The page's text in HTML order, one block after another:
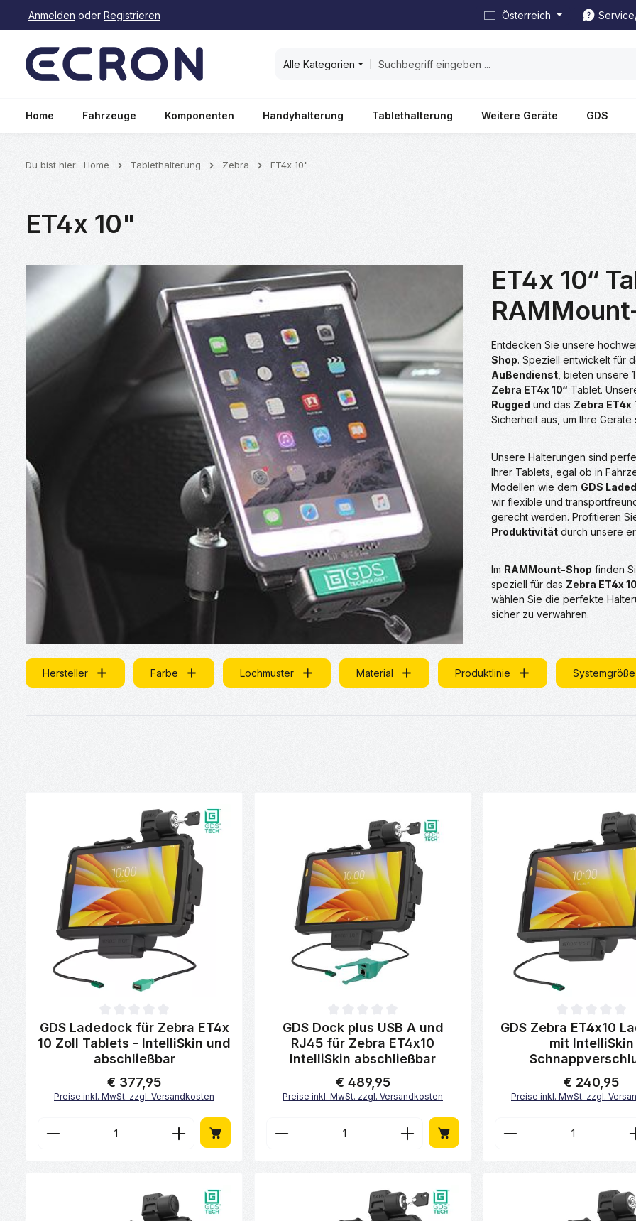
Zur Hauptnavigation springen
Anmelden oder Registrieren Österreich
Alle Kategorien
Home Fahrzeuge Komponenten Handyhalterung Tablethalterung Weitere Geräte GDS
Du bist hier: Home Tablethalterung Zebra ET4x 10"
ET4x 10"
ET4x 10“
Entdecken Sie unsere
Shop. Speziell entwickelt für
Außendienst , bieten unsere
Zebra ET4x 10“ Tablet.
Rugged und das Zebra
Sicherheit aus, um Ihre
Unsere Halterungen sind
Ihrer Tablets, egal ob in
Modellen wie dem GDS
wir flexible und
gerecht werden. Profitieren
Produktivität durch unsere
Im RAMMount-Shop finden
speziell für das Zebra ET4x
wählen Sie die perfekte
sicher zu verwahren.
Hersteller Farbe Lochmuster Material Produktlinie Systemgröße
Durchschnittliche Bewertung von 0 von 5 Sternen
GDS Ladedock für Zebra ET4x
10 Zoll Tablets - IntelliSkin und
abschließbar
Regulärer Preis:
€ 377,95
Preise inkl. MwSt. zzgl. Versandkosten
Produkt Anzahl: Gib den gewünschten Wert ein oder benutze die
Durchschnittliche Bewertung von 0 von 5 Sternen
GDS Dock plus USB A und
RJ45 für Zebra ET4x10
IntelliSkin abschließbar
Regulärer Preis:
€ 489,95
Preise inkl. MwSt. zzgl. Versandkosten
Produkt Anzahl: Gib den gewünschten
Durchschnittliche Bewertung
GDS Zebra ET4x10
mit IntelliSkin
Regulärer Preis:
€ 240,95
Preise inkl. MwSt. zzgl.
Produkt